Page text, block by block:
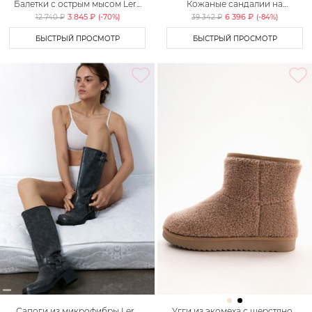
Балетки с острым мысом Lera
Nena Unreal
12 740 ₽ 3 845 ₽ (-70%)
БЫСТРЫЙ ПРОСМОТР
Кожаные сандалии на
платформе Lera Nena
39 342 ₽ 6 396 ₽ (-84%)
БЫСТРЫЙ ПРОСМОТР